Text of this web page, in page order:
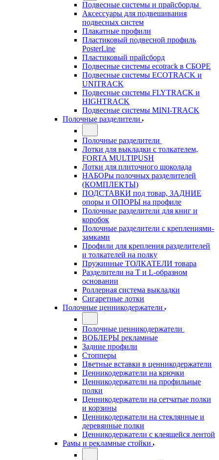
Подвесные системы и прайсборды
Аксессуары для подвешивания
подвесных систем
Плакатные профили
Пластиковый подвесной профиль
PosterLine
Пластиковый прайсборд
Подвесные системы ecotrack в СБОРЕ
Подвесные системы ECOTRACK и
UNITRACK
Подвесные системы FLYTRACK и
HIGHTRACK
Подвесные системы MINI-TRACK
Полочные разделители
Полочные разделители
Лотки для выкладки с толкателем,
FORTA MULTIPUSH
Лотки для плиточного шоколада
НАБОРы полочных разделителей
(КОМПЛЕКТЫ)
ПОДСТАВКИ под товар, ЗАДНИЕ
опоры и ОПОРЫ на профиле
Полочные разделители для книг и
коробок
Полочные разделители с креплениями-
замками
Профили для крепления разделителей
и толкателей на полку
Пружинные ТОЛКАТЕЛИ товара
Разделители на Т и L-образном
основании
Роллерная система выкладки
Сигаретные лотки
Полочные ценникодержатели
Полочные ценникодержатели
ВОБЛЕРЫ рекламные
Задние профили
Стопперы
Цветные вставки в ценникодержатели
Ценникодержатели на крючки
Ценникодержатели на профильные
полки
Ценникодержатели на сетчатые полки
и корзины
Ценникодержатели на стеклянные и
деревянные полки
Ценникодержатели с клеящейся лентой
Рамы и рекламные стойки